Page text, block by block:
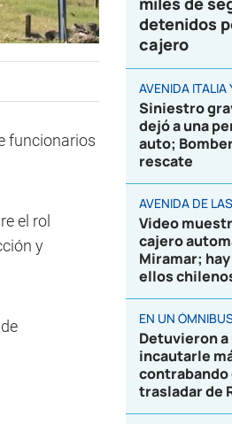
funcionarios
el rol
y
detenidos
cajero
AVENIDA ITALIA
Siniestro
dejó a una
auto;
rescate
AVENIDA DE
Video
cajero
Miramar;
ellos
EN UN
Detuvieron
incautarle
trasladar de